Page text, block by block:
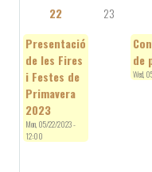
22 23
Presentació
de les Fires
i Festes de
Primavera
2023
Mon, 05/22/2023 -
12:00
de
Wed,